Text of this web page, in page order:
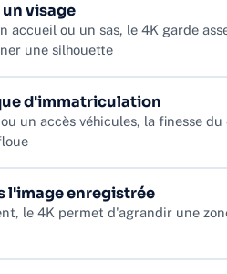
visage
accueil ou un sas, le 4K garde
une silhouette
d'immatriculation
un accès véhicules, la finesse
l'image enregistrée
le 4K permet d'agrandir une